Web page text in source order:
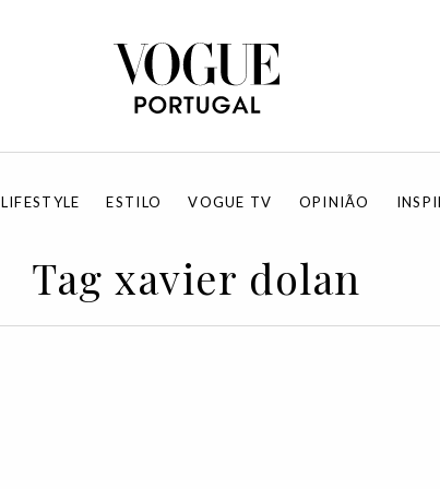
LIFESTYLE ESTILO VOGUE TV OPINIÃO
Tag xavier dolan